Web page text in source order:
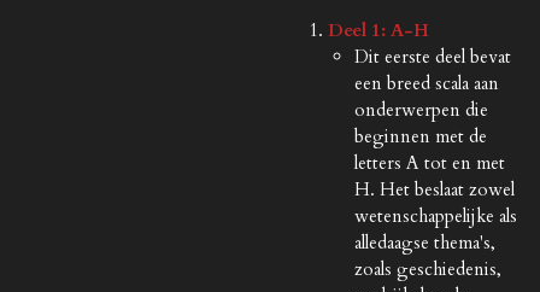
Deel 1: A-H
Dit eerste deel bevat
een breed scala aan
onderwerpen die
beginnen met de
letters A tot en met
H. Het beslaat zowel
wetenschappelijke als
alledaagse thema's,
zoals geschiedenis,